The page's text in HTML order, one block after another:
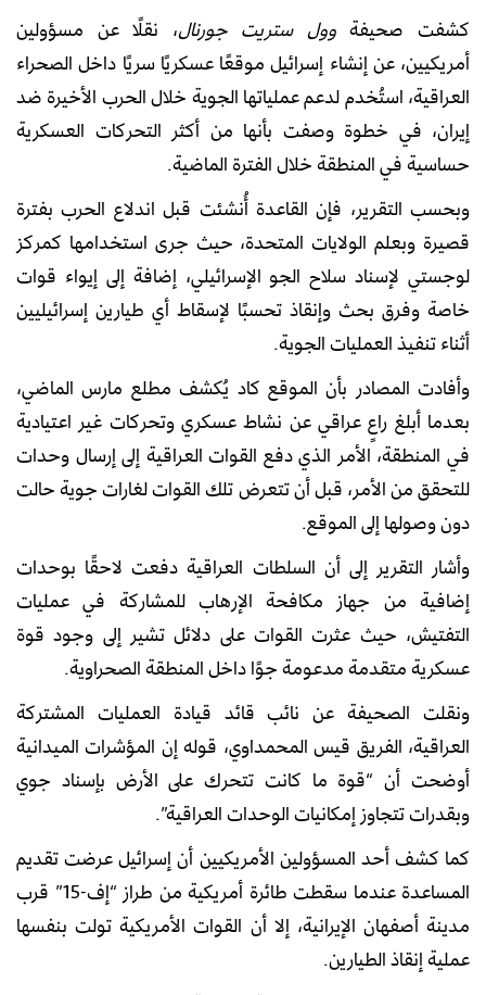
كشفت صحيفةوول ستريت جورنال، نقلًا عن مسؤولين
أمريكيين، عن إنشاء إسرائيل موقعًا عسكريًا سريًا داخل الصحراء
العراقية، استُخدم لدعم عملياتها الجوية خلال الحرب الأخيرة ضد
إيران، في خطوة وصفت بأنها من أكثر التحركات العسكرية
حساسية في المنطقة خلال الفترة الماضية.
وبحسب التقرير، فإن القاعدة أُنشئت قبل اندلاع الحرب بفترة
قصيرة وبعلم الولايات المتحدة، حيث جرى استخدامها كمركز
لوجستي لإسناد سلاح الجو الإسرائيلي، إضافة إلى إيواء قوات
خاصة وفرق بحث وإنقاذ تحسبًا لإسقاط أي طيارين إسرائيليين
أثناء تنفيذ العمليات الجوية.
وأفادت المصادر بأن الموقع كاد يُكشف مطلع مارس الماضي،
بعدما أبلغ راعٍ عراقي عن نشاط عسكري وتحركات غير اعتيادية
في المنطقة، الأمر الذي دفع القوات العراقية إلى إرسال وحدات
للتحقق من الأمر، قبل أن تتعرض تلك القوات لغارات جوية حالت
دون وصولها إلى الموقع.
وأشار التقرير إلى أن السلطات العراقية دفعت لاحقًا بوحدات
إضافية من جهاز مكافحة الإرهاب للمشاركة في عمليات
التفتيش، حيث عثرت القوات على دلائل تشير إلى وجود قوة
عسكرية متقدمة مدعومة جوًا داخل المنطقة الصحراوية.
ونقلت الصحيفة عن نائب قائد قيادة العمليات المشتركة
العراقية، الفريق قيس المحمداوي، قوله إن المؤشرات الميدانية
أوضحت أن “قوة ما كانت تتحرك على الأرض بإسناد جوي
وبقدرات تتجاوز إمكانيات الوحدات العراقية”.
كما كشف أحد المسؤولين الأمريكيين أن إسرائيل عرضت تقديم
المساعدة عندما سقطت طائرة أمريكية من طراز “إف-15” قرب
مدينة أصفهان الإيرانية، إلا أن القوات الأمريكية تولت بنفسها
عملية إنقاذ الطيارين.